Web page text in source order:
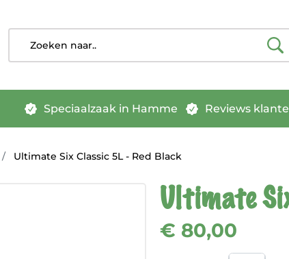
Speciaalzaak in Hamme Reviews
Ultimate Six Classic 5L - Red Black
Ultimate
€ 80,00